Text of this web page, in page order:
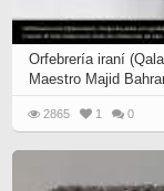
Orfebrería iraní
Maestro Majid
2865 1 0